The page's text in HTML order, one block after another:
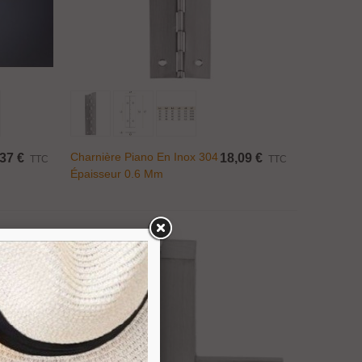
€ TTC
Charnière Piano En Inox 304
Épaisseur 0.6 Mm
18,09 € TTC